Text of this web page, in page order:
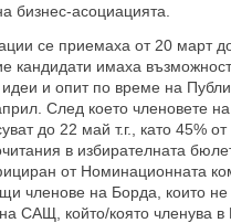
бизнес-асоциацията.
се приемаха от 20 март
кандидати имаха
идеи и опит по време на
След което членовете
до 22 май т.г., като 45%
в избирателната
от Номинационната
членове на Борда, които не
САЩ, който/която членува